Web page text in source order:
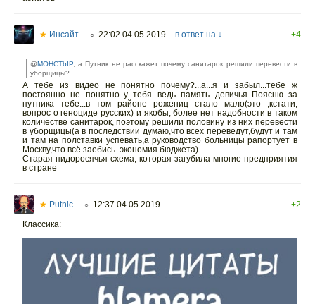
★ Инсайт ○ 22:02 04.05.2019 в ответ на ↓ +4
@MOHCTbIP, а Путник не расскажет почему санитарок решили перевести в
уборщицы?
А тебе из видео не понятно почему?...а...я и забыл...тебе ж
постоянно не понятно..у тебя ведь память девичья..Поясню за
путника тебе...в том районе рожениц стало мало(это ,кстати,
вопрос о геноциде русских) и якобы, более нет надобности в таком
количестве санитарок, поэтому решили половину из них перевести
в уборщицы(а в последствии думаю,что всех переведут,будут и там
и там на полставки успевать,а руководство больницы рапортует в
Москву,что всё заебись..экономия бюджета)..
Старая пидоросячья схема, которая загубила многие предприятия
в стране
★ Putnic ○ 12:37 04.05.2019
+2
Классика: